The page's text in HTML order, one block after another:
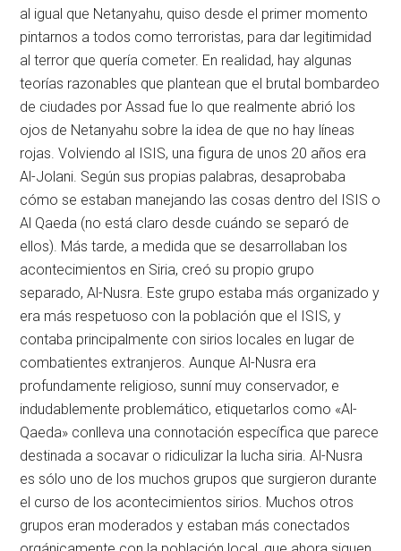
al igual que Netanyahu, quiso desde el primer momento
pintarnos a todos como terroristas, para dar legitimidad
al terror que quería cometer. En realidad, hay algunas
teorías razonables que plantean que el brutal bombardeo
de ciudades por Assad fue lo que realmente abrió los
ojos de Netanyahu sobre la idea de que no hay líneas
rojas. Volviendo al ISIS, una figura de unos 20 años era
Al-Jolani. Según sus propias palabras, desaprobaba
cómo se estaban manejando las cosas dentro del ISIS o
Al Qaeda (no está claro desde cuándo se separó de
ellos). Más tarde, a medida que se desarrollaban los
acontecimientos en Siria, creó su propio grupo
separado, Al-Nusra. Este grupo estaba más organizado y
era más respetuoso con la población que el ISIS, y
contaba principalmente con sirios locales en lugar de
combatientes extranjeros. Aunque Al-Nusra era
profundamente religioso, sunní muy conservador, e
indudablemente problemático, etiquetarlos como «Al-
Qaeda» conlleva una connotación específica que parece
destinada a socavar o ridiculizar la lucha siria. Al-Nusra
es sólo uno de los muchos grupos que surgieron durante
el curso de los acontecimientos sirios. Muchos otros
grupos eran moderados y estaban más conectados